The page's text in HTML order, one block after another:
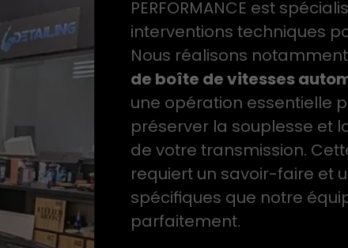
PERFORMANCE est
interventions techniques
Nous réalisons
de boîte de vitesses
une opération essentielle
préserver la souplesse et
de votre transmission.
requiert un savoir-faire et
spécifiques que notre
parfaitement.